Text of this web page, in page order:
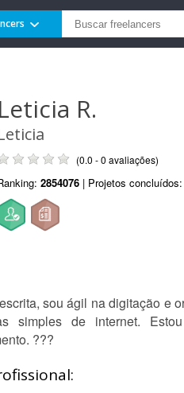
Leticia R.
(0.0 - 0 avaliações)
2854076 | Projetos concluídos:
sou ágil na digitação e
simples de internet.
?‍??